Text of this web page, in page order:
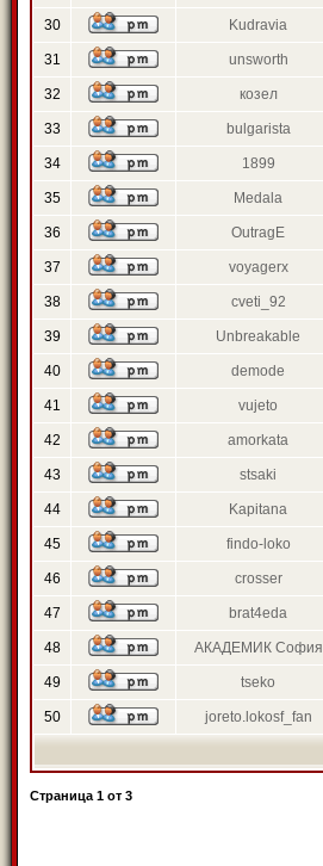
30 Kudravia
31 unsworth
32 козел
33 bulgarista
34 1899
35 Medala
36 OutragE
37 voyagerx
38 cveti_92
39 Unbreakable
40 demode
41 vujeto
42 amorkata
43 stsaki
44 Kapitana
45 findo-loko
46 crosser
47 brat4eda
48 АКАДЕМИК София
49 tseko
50 joreto.lokosf_fan
Страница 1 от 3